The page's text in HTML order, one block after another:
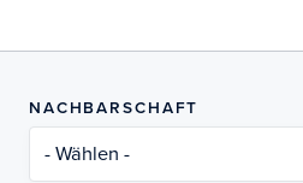
NACHBARSCHAFT
- Wählen -